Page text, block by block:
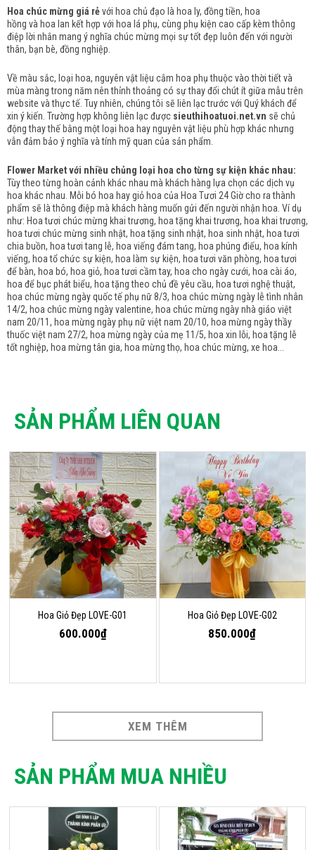
Hoa chúc mừng giá rẻvới hoa chủ đạo là hoa ly, đồng tiền, hoa
hồng và hoa lan kết hợp với hoa lá phụ, cùng phụ kiện cao cấp kèm thông
điệp lời nhắn mang ý nghĩa chúc mừng mọi sự tốt đẹp luôn đến với người
thân, bạn bè, đồng nghiệp.
Về màu sắc, loại hoa, nguyên vật liệu cắm hoa phụ thuộc vào thời tiết và
mùa màng trong năm nên thỉnh thoảng có sự thay đổi chút ít giữa mẫu trên
website và thực tế. Tuy nhiên, chúng tôi sẽ liên lạc trước với Quý khách để
xin ý kiến. Trường hợp không liên lạc được sieuthihoatuoi.net.vn sẽ chủ
động thay thế bằng một loại hoa hay nguyên vật liệu phù hợp khác nhưng
vẫn đảm bảo ý nghĩa và tính mỹ quan của sản phẩm.
Flower Market với nhiều chủng loại hoa cho từng sự kiện khác nhau:
Tùy theo từng hoàn cảnh khác nhau mà khách hàng lựa chọn các dịch vụ
hoa khác nhau. Mỗi bó hoa hay giỏ hoa của Hoa Tươi 24 Giờ cho ra thành
phẩm sẽ là thông điệp mà khách hàng muốn gửi đến người nhận hoa. Ví dụ
như: Hoa tươi chúc mừng khai trương, hoa tặng khai trương, hoa khai trương,
hoa tươi chúc mừng sinh nhật, hoa tặng sinh nhật, hoa sinh nhật, hoa tươi
chia buồn, hoa tươi tang lễ, hoa viếng đám tang, hoa phúng điếu, hoa kính
viếng, hoa tổ chức sự kiện, hoa làm sự kiện, hoa tươi văn phòng, hoa tươi
để bàn, hoa bó, hoa giỏ, hoa tươi cầm tay, hoa cho ngày cưới, hoa cài áo,
hoa để bục phát biểu, hoa tặng theo chủ đề yêu cầu, hoa tươi nghệ thuật,
hoa chúc mừng ngày quốc tế phụ nữ 8/3, hoa chúc mừng ngày lễ tình nhân
14/2, hoa chúc mừng ngày valentine, hoa chúc mừng ngày nhà giáo việt
nam 20/11, hoa mừng ngày phụ nữ việt nam 20/10, hoa mừng ngày thầy
thuốc việt nam 27/2, hoa mừng ngày của mẹ 11/5, hoa xin lỗi, hoa tặng lễ
tốt nghiệp, hoa mừng tân gia, hoa mừng thọ, hoa chúc mừng, xe hoa...
SẢN PHẨM LIÊN QUAN
Hoa Giỏ Đẹp LOVE-G01
600.000₫
Hoa Giỏ Đẹp LOVE-G02
850.000₫
XEM THÊM
SẢN PHẨM MUA NHIỀU